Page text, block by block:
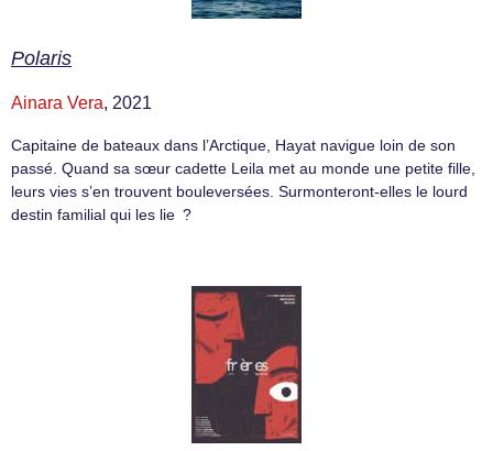
Polaris
Ainara Vera, 2021
Capitaine de bateaux dans l’Arctique, Hayat navigue loin de son
passé. Quand sa sœur cadette Leila met au monde une petite fille,
leurs vies s’en trouvent bouleversées. Surmonteront-elles le lourd
destin familial qui les lie ?